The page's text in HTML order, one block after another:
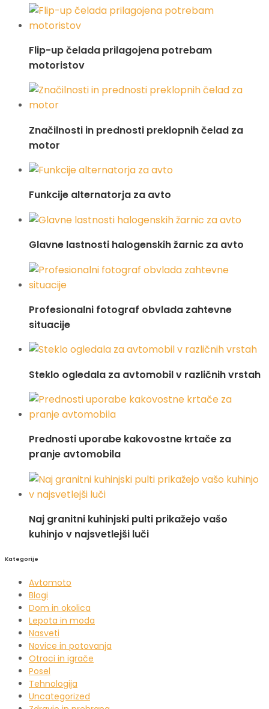
Flip-up čelada prilagojena potrebam
motoristov
Značilnosti in prednosti preklopnih čelad za
motor
Funkcije alternatorja za avto
Glavne lastnosti halogenskih žarnic za avto
Profesionalni fotograf obvlada zahtevne
situacije
Steklo ogledala za avtomobil v različnih vrstah
Prednosti uporabe kakovostne krtače za
pranje avtomobila
Naj granitni kuhinjski pulti prikažejo vašo
kuhinjo v najsvetlejši luči
Kategorije
Avtomoto
Blogi
Dom in okolica
Lepota in moda
Nasveti
Novice in potovanja
Otroci in igrače
Posel
Tehnologija
Uncategorized